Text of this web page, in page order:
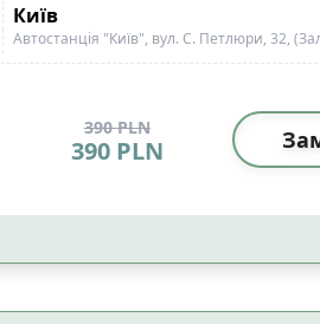
Київ
Автостанція "Київ", вул. С. Петлюри, 32,
390 PLN
390 PLN